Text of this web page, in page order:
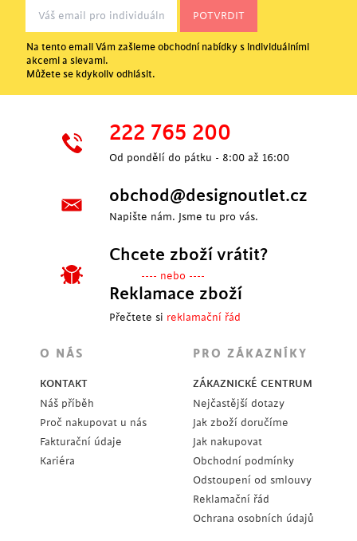
Na tento email Vám zašleme obchodní nabídky s individuálními
akcemi a slevami.
Můžete se kdykoliv odhlásit.
222 765 200
Od pondělí do pátku - 8:00 až 16:00
obchod@designoutlet.cz
Napište nám. Jsme tu pro vás.
Chcete zboží vrátit?
---- nebo ----
Reklamace zboží
Přečtete si reklamační řád
O NÁS
KONTAKT
Náš příběh
Proč nakupovat u nás
Fakturační údaje
Kariéra
PRO ZÁKAZNÍKY
ZÁKAZNICKÉ CENTRUM
Nejčastější dotazy
Jak zboží doručíme
Jak nakupovat
Obchodní podmínky
Odstoupení od smlouvy
Reklamační řád
Ochrana osobních údajů